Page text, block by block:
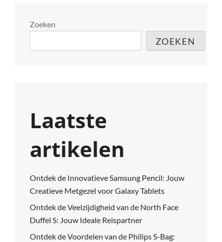
BEELD
Zoeken
ZOEKEN
Laatste
artikelen
Ontdek de Innovatieve Samsung Pencil: Jouw
Creatieve Metgezel voor Galaxy Tablets
Ontdek de Veelzijdigheid van de North Face
Duffel S: Jouw Ideale Reispartner
Ontdek de Voordelen van de Philips S-Bag: